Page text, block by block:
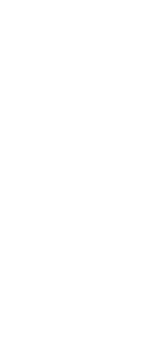
như: tôm hùm,
như vẹm xanh, sò
tươi ngon kết
nhà hàng đem đến
Đặc biệt, các
trải nghiệm thú vị
các đầu bếp trổ tài
hàng và thưởng
biến.